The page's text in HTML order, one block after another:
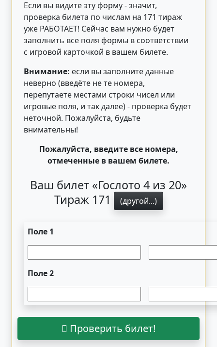
Если вы видите эту форму - значит,
проверка билета по числам на 171 тираж
уже РАБОТАЕТ! Сейчас вам нужно будет
заполнить все поля формы в соответствии
с игровой карточкой в вашем билете.
Внимание: если вы заполните данные
неверно (введёте не те номера,
перепутаете местами строки чисел или
игровые поля, и так далее) - проверка будет
неточной. Пожалуйста, будьте
внимательны!
Пожалуйста, введите все номера,
отмеченные в вашем билете.
Ваш билет «Гослото 4 из 20»
Тираж 171
(другой...)
Поле 1
Поле 2
Проверить билет!